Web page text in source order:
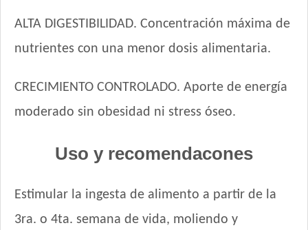
Kongo Gold Perro Cachorro Todas las Razas
Kongo Perro Cachorro Todas las Razas
Max Pet Perro Cachorro
MisterPet Perro Cachorro
Natural Meat Perro Cachorro
Nature Perro Cachorro Pequeño y Mediano
ALTA DIGESTIBILIDAD. Concentración máxima de
nutrientes con una menor dosis alimentaria.
CRECIMIENTO CONTROLADO. Aporte de energía
moderado sin obesidad ni stress óseo.
Uso y recomendacones
Estimular la ingesta de alimento a partir de la
3ra. o 4ta. semana de vida, moliendo y